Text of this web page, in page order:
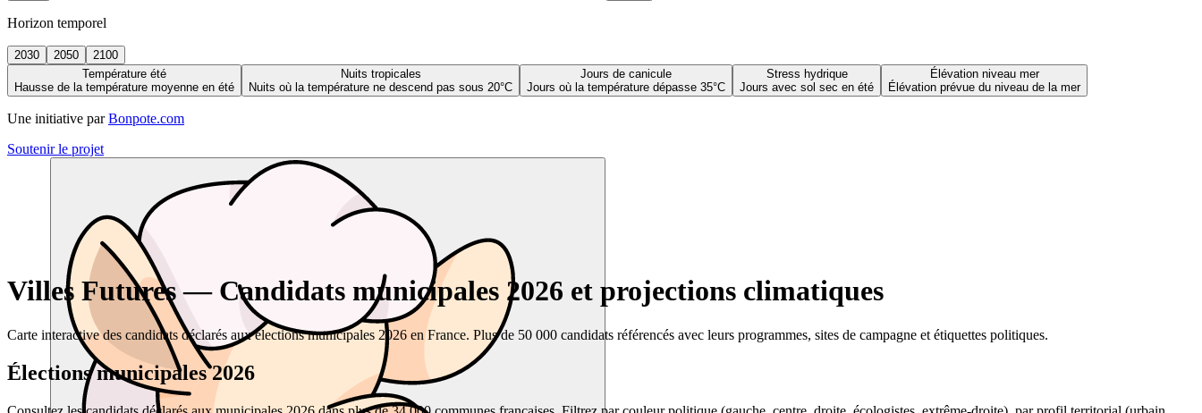
Horizon temporel
2030 2050
2100
Température été
Hausse de la température moyenne en été
Nuits tropicales
Nuits où la température ne descend pas sous 20°C
Jours de canicule
Jours où la température dépasse 35°C
Stress hydrique
Jours avec sol sec en été
Élévation niveau mer
Élévation prévue du niveau de la mer
Une initiative par Bonpote.com
Soutenir le projet
Villes Futures — Candidats municipales 2026 et projections climatiques
Carte interactive des candidats déclarés aux élections municipales 2026 en France. Plus de 50 000 candidats référencés avec leurs programmes, sites de campagne et étiquettes politiques.
Élections municipales 2026